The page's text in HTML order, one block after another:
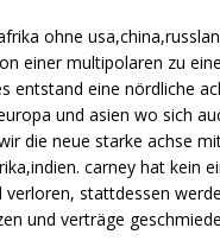
ohne
einer multipolaren zu
entstand eine nördliche
und asien wo sich
die neue starke achse
carney hat kein
verloren, stattdessen
und verträge